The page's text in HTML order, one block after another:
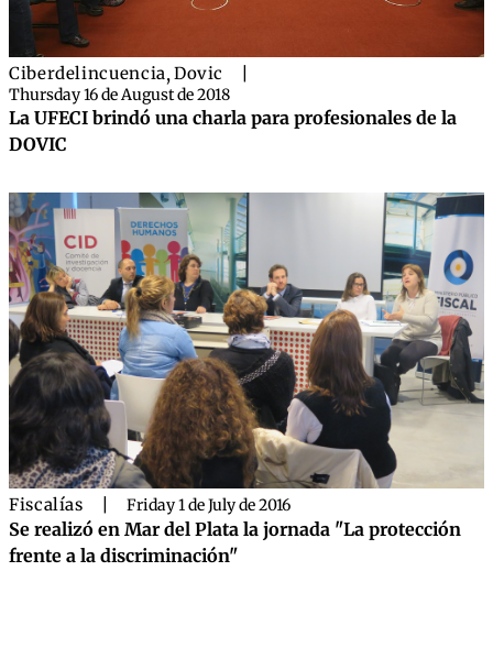
Ciberdelincuencia, Dovic
Thursday 16 de August de 2018
La UFECI brindó una charla para profesionales de la
DOVIC
Fiscalías Friday 1 de July de 2016
Se realizó en Mar del Plata la jornada "La protección
frente a la discriminación"